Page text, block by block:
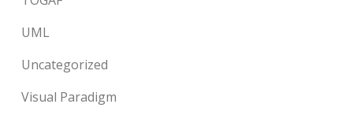
UML
Uncategorized
Visual Paradigm